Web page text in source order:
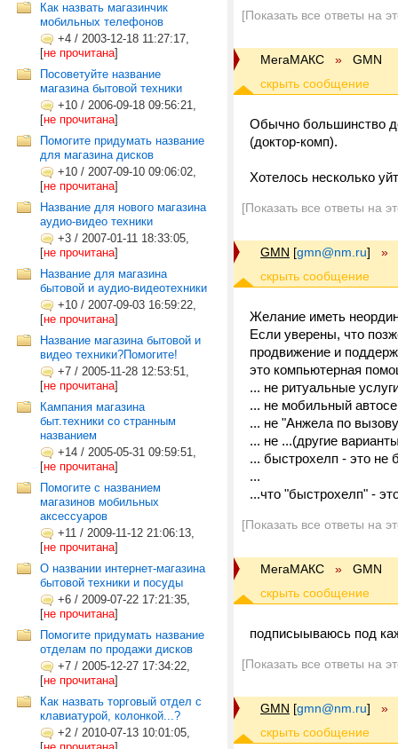
Как назвать магазинчик
мобильных телефонов
+4 / 2003-12-18 11:27:17,
[не прочитана]
Посоветуйте название
магазина бытовой техники
+10 / 2006-09-18 09:56:21,
[не прочитана]
Помогите придумать название
для магазина дисков
+10 / 2007-09-10 09:06:02,
[не прочитана]
Название для нового магазина
аудио-видео техники
+3 / 2007-01-11 18:33:05,
[не прочитана]
Название для магазина
бытовой и аудио-видеотехники
+10 / 2007-09-03 16:59:22,
[не прочитана]
Название магазина бытовой и
видео техники?Помогите!
+7 / 2005-11-28 12:53:51,
[не прочитана]
Кампания магазина
быт.техники со странным
названием
+14 / 2005-05-31 09:59:51,
[не прочитана]
Помогите с названием
магазинов мобильных
аксессуаров
+11 / 2009-11-12 21:06:13,
[не прочитана]
О названии интернет-магазина
бытовой техники и посуды
+6 / 2009-07-22 17:21:35,
[не прочитана]
Помогите придумать название
отделам по продажи дисков
+7 / 2005-12-27 17:34:22,
[не прочитана]
Как назвать торговый отдел с
клавиатурой, колонкой...?
+2 / 2010-07-13 10:01:05,
[Показать все ответы на
МегаМАКС » GMN
Обычно большинство
(доктор-комп).
Хотелось несколько
[Показать все ответы на
GMN [gmn@nm.ru] »
Желание иметь
Если уверены, что
продвижение и
это компьютерная
... не ритуальные
... не мобильный
... не "Анжела по
... не ...(другие
... быстрохелп - это не
...
...что "быстрохелп" -
[Показать все ответы на
МегаМАКС » GMN
подписыываюсь под
[Показать все ответы на
GMN [gmn@nm.ru] »